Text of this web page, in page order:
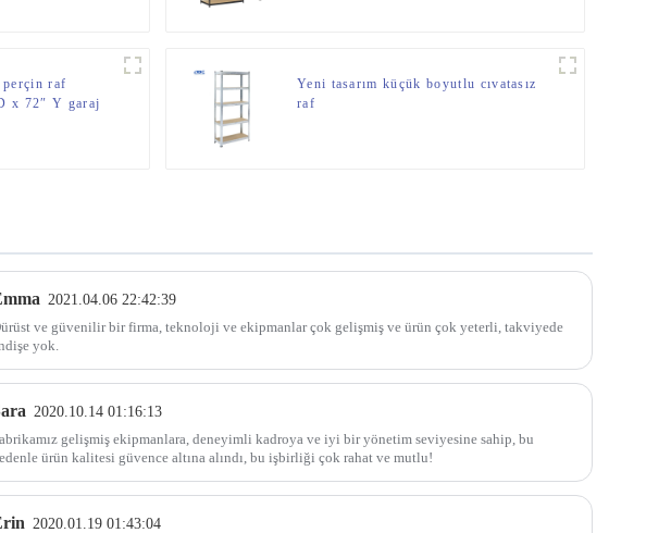
perçin raf
x 72″ Y garaj
Yeni tasarım küçük boyutlu cıvatasız
raf
2021.04.06 22:42:39
ve güvenilir bir firma, teknoloji ve ekipmanlar çok gelişmiş ve ürün çok yeterli, takviyede
yok.
2020.10.14 01:16:13
gelişmiş ekipmanlara, deneyimli kadroya ve iyi bir yönetim seviyesine sahip, bu
ürün kalitesi güvence altına alındı, bu işbirliği çok rahat ve mutlu!
2020.01.19 01:43:04